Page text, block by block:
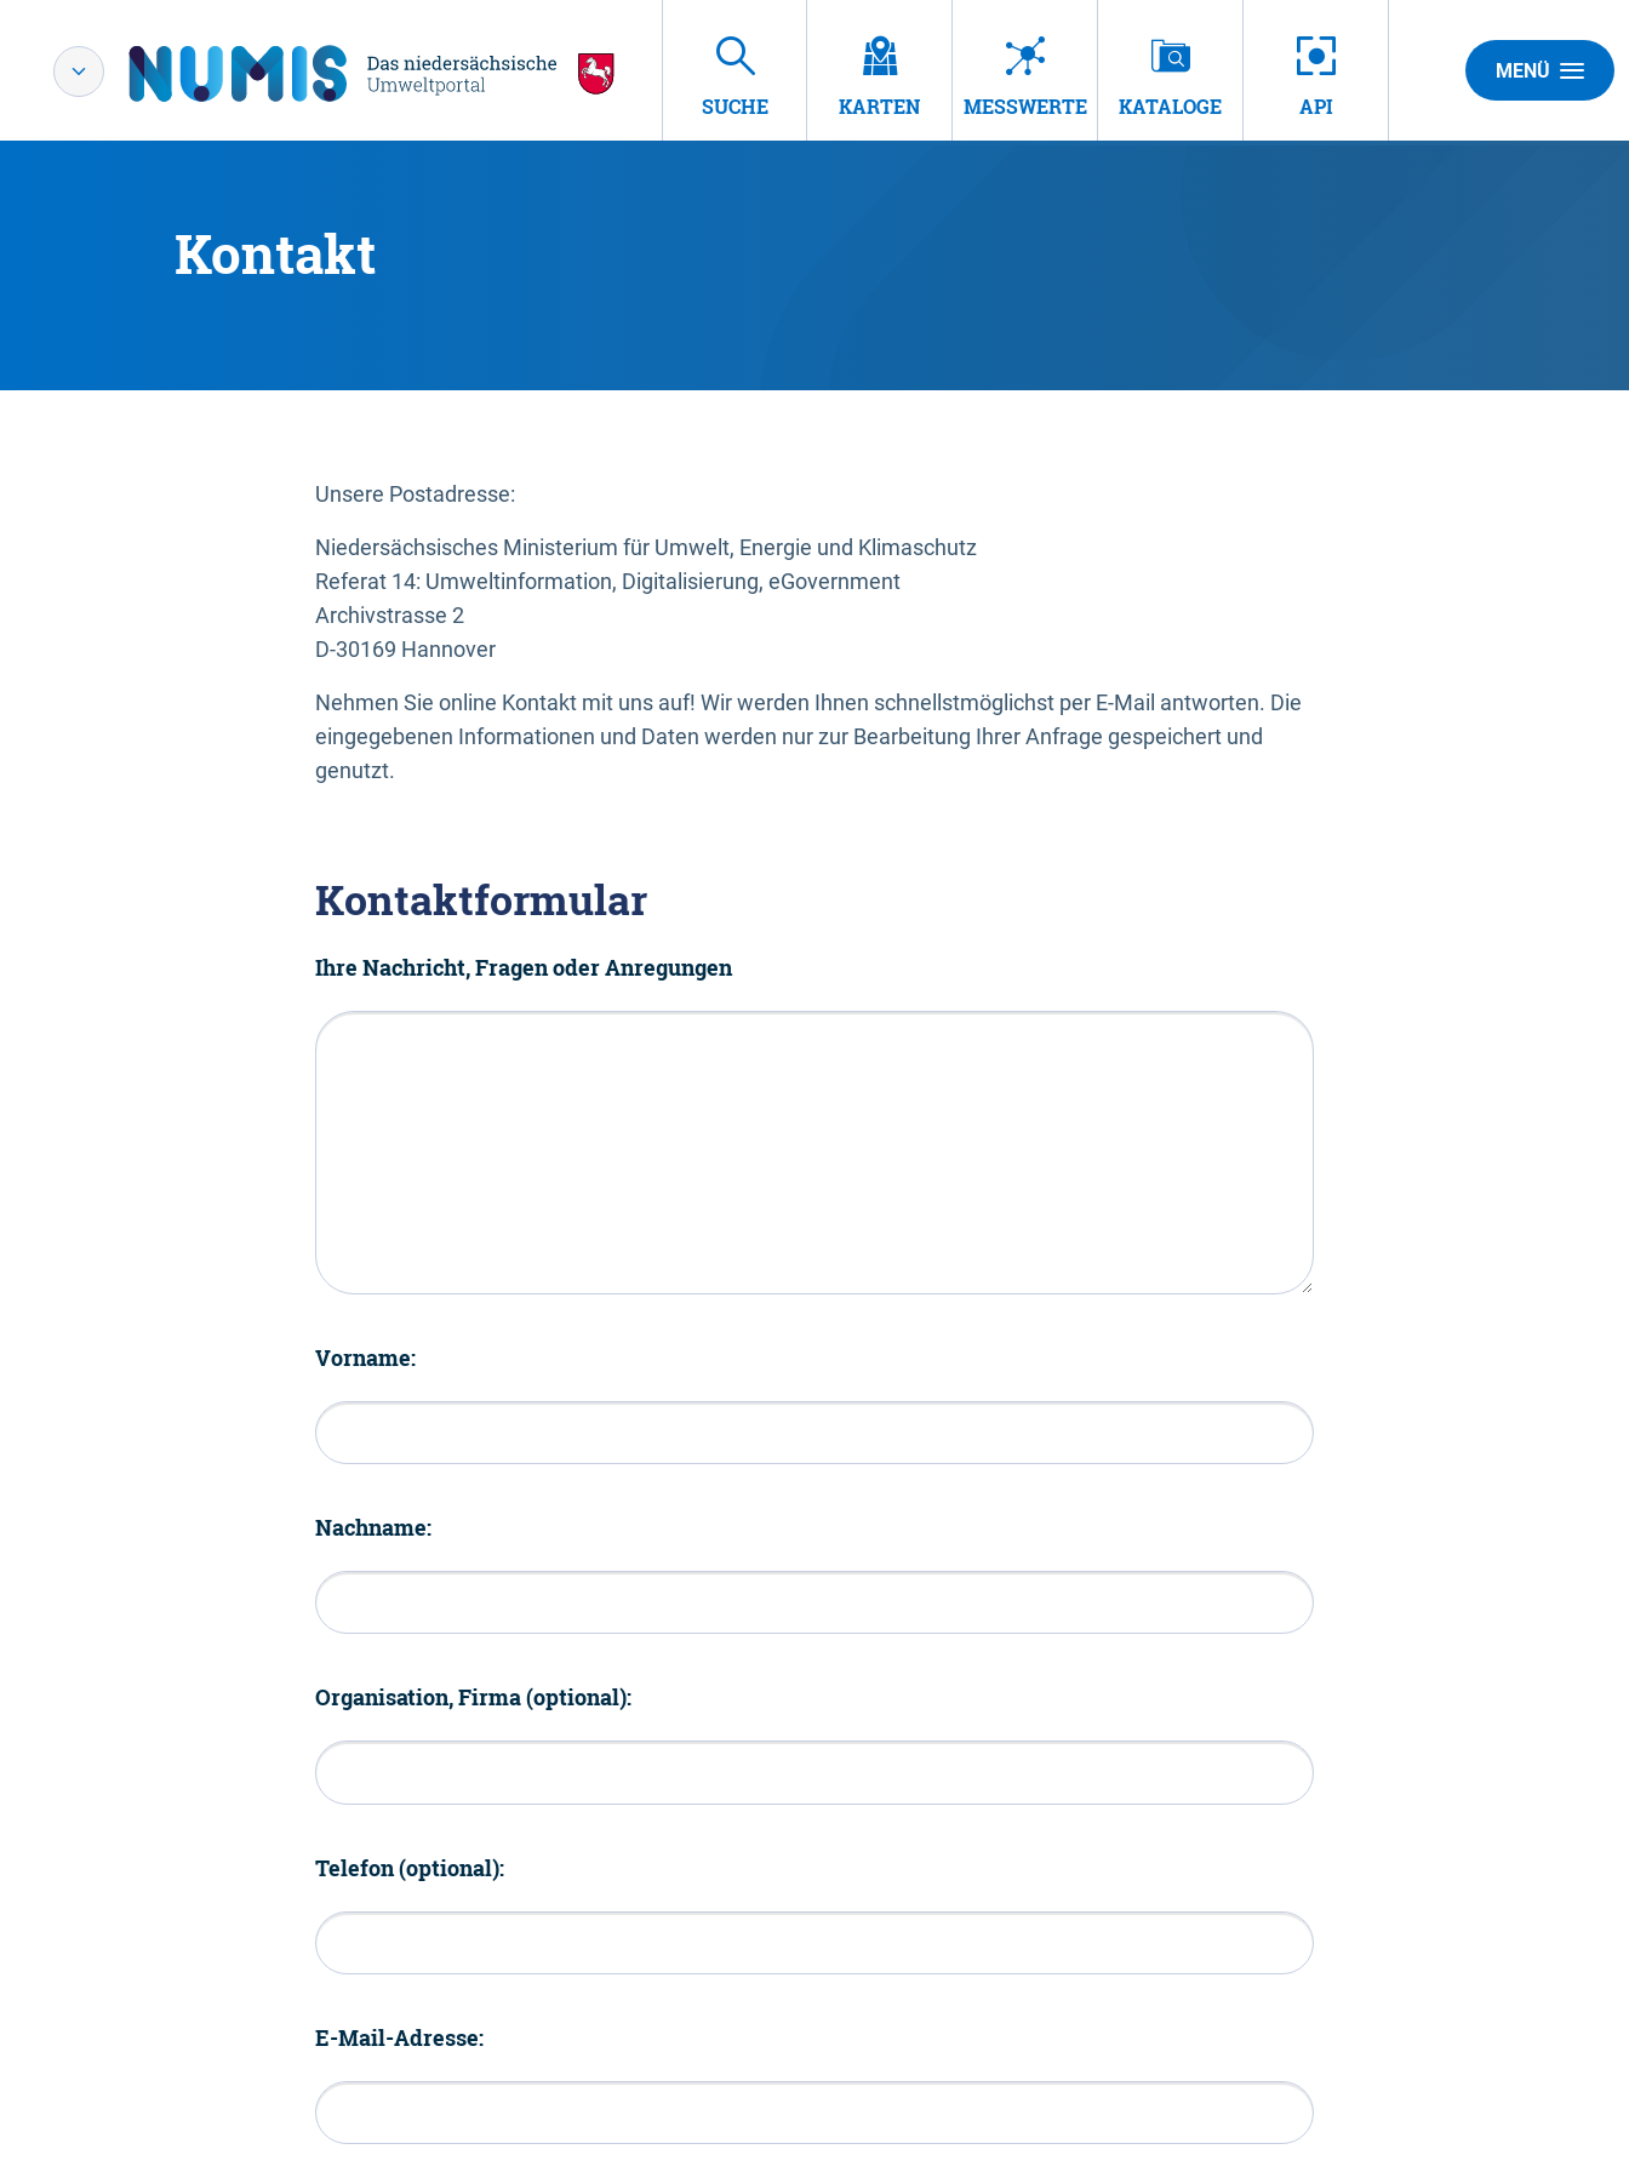
SUCHE KARTEN MESSWERTE KATALOGE API
MENÜ
Kontakt
Unsere Postadresse:
Niedersächsisches Ministerium für Umwelt, Energie und Klimaschutz
Referat 14: Umweltinformation, Digitalisierung, eGovernment
Archivstrasse 2
D-30169 Hannover
Nehmen Sie online Kontakt mit uns auf! Wir werden Ihnen schnellstmöglichst per E-Mail antworten. Die
eingegebenen Informationen und Daten werden nur zur Bearbeitung Ihrer Anfrage gespeichert und
genutzt.
Kontaktformular
Ihre Nachricht, Fragen oder Anregungen
Vorname:
Nachname:
Organisation, Firma (optional):
Telefon (optional):
E-Mail-Adresse: